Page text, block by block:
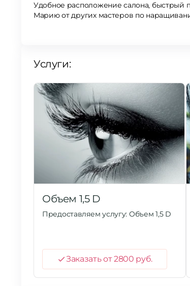
Удобное расположение салона, быстрый
Марию от других мастеров по
Услуги:
Объем 1,5 D
Предоставляем услугу: Объем 1,5 D
Заказать от 2800 руб.